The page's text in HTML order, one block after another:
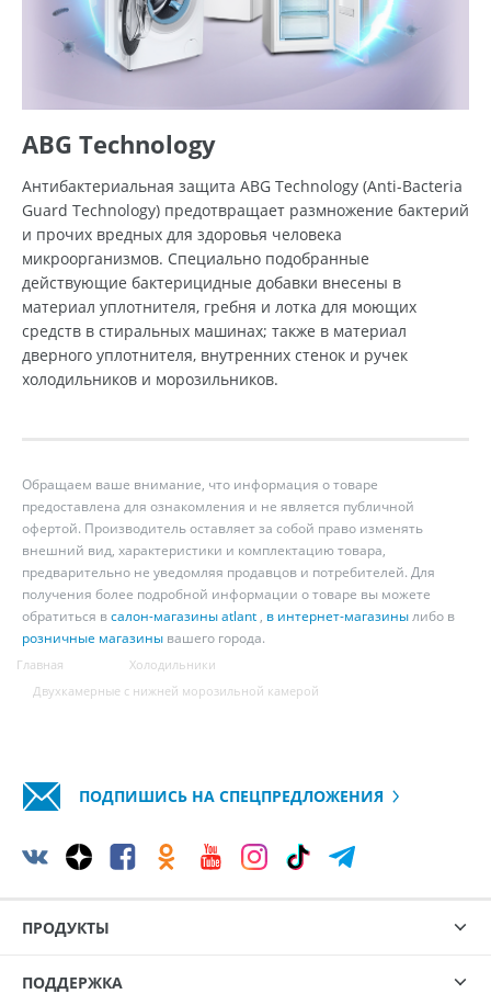
ABG Technology
Антибактериальная защита ABG Technology (Anti-Bacteria
Guard Technology) предотвращает размножение бактерий
и прочих вредных для здоровья человека
микроорганизмов. Специально подобранные
действующие бактерицидные добавки внесены в
материал уплотнителя, гребня и лотка для моющих
средств в стиральных машинах; также в материал
дверного уплотнителя, внутренних стенок и ручек
холодильников и морозильников.
Обращаем ваше внимание, что информация о товаре
предоставлена для ознакомления и не является публичной
офертой. Производитель оставляет за собой право изменять
внешний вид, характеристики и комплектацию товара,
предварительно не уведомляя продавцов и потребителей. Для
получения более подробной информации о товаре вы можете
обратиться всалон-магазины atlant , в интернет-магазинылибо в
розничные магазины вашего города.
Главная
Холодильники
Двухкамерные с нижней морозильной камерой
ПОДПИШИСЬ НА СПЕЦПРЕДЛОЖЕНИЯ
ПРОДУКТЫ
ПОДДЕРЖКА